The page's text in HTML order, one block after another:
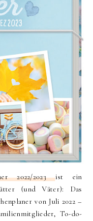
2022/2023ist ein
(und Väter): Das
von Juli 2022 –
To-do-